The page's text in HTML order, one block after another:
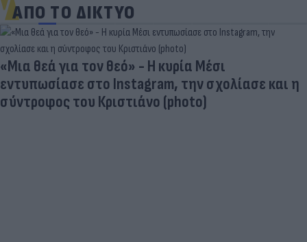
ΑΠΟ ΤΟ ΔΙΚΤΥΟ
«Μια θεά για τον θεό» - Η κυρία Μέσι
εντυπωσίασε στο Instagram, την σχολίασε και η
σύντροφος του Κριστιάνο (photo)